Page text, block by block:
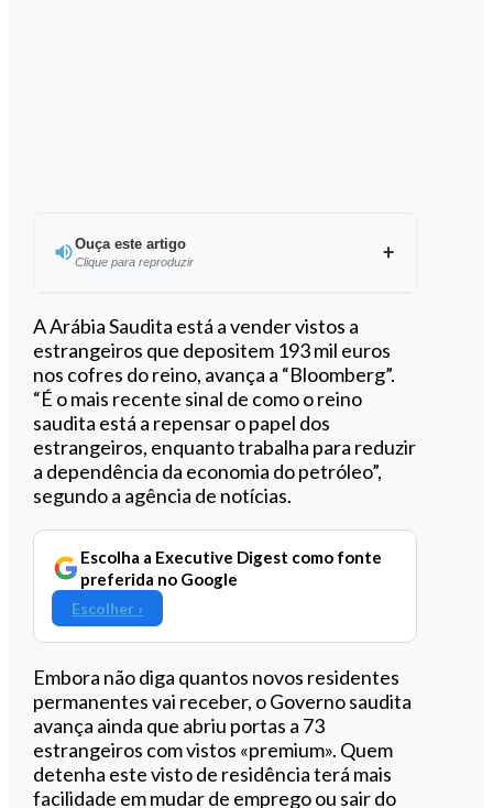
Ouça este artigo
Clique para reproduzir
Ouvir este artigo
A Arábia Saudita está a vender vistos a
estrangeiros que depositem 193 mil euros
nos cofres do reino, avança a “Bloomberg”.
“É o mais recente sinal de como o reino
saudita está a repensar o papel dos
estrangeiros, enquanto trabalha para reduzir
a dependência da economia do petróleo”,
segundo a agência de notícias.
Escolha a Executive Digest como fonte
preferida no Google
Escolher ›
Embora não diga quantos novos residentes
permanentes vai receber, o Governo saudita
avança ainda que abriu portas a 73
estrangeiros com vistos «premium». Quem
detenha este visto de residência terá mais
facilidade em mudar de emprego ou sair do